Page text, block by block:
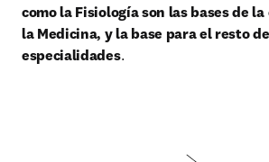
como la Fisiología son las bases de
la Medicina, y la base para el resto
especialidades.